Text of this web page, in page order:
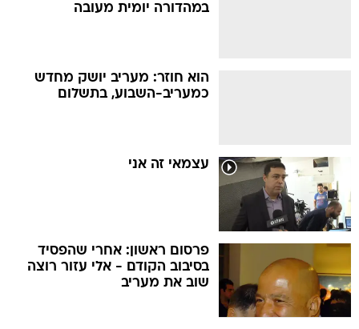
במהדורה יומית מעובה
הוא חוזר: מעריב יושק מחדש
כמעריב-השבוע, בתשלום
עצמאי זה אני
פרסום ראשון: אחרי שהפסיד
בסיבוב הקודם - אלי עזור רוצה
שוב את מעריב